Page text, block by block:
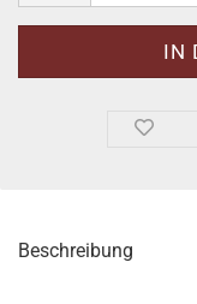
Beschreibung